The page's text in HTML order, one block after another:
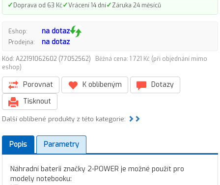
✓Doprava od 63 Kč✓Vrácení 14 dní✓Záruka 24 měsíců
Eshop: na dotaz
Prodejna: na dotaz
Kód: A22191062602 (77052562)
Běžná cena: 1 721 Kč (při objednání mimo
eshop)
Porovnat K oblíbeným
Dotazy
Tisknout
Další oblíbené produkty z této kategorie:
Popis Parametry
Náhradní baterii značky 2-POWER je možné použít pro
modely notebooku: